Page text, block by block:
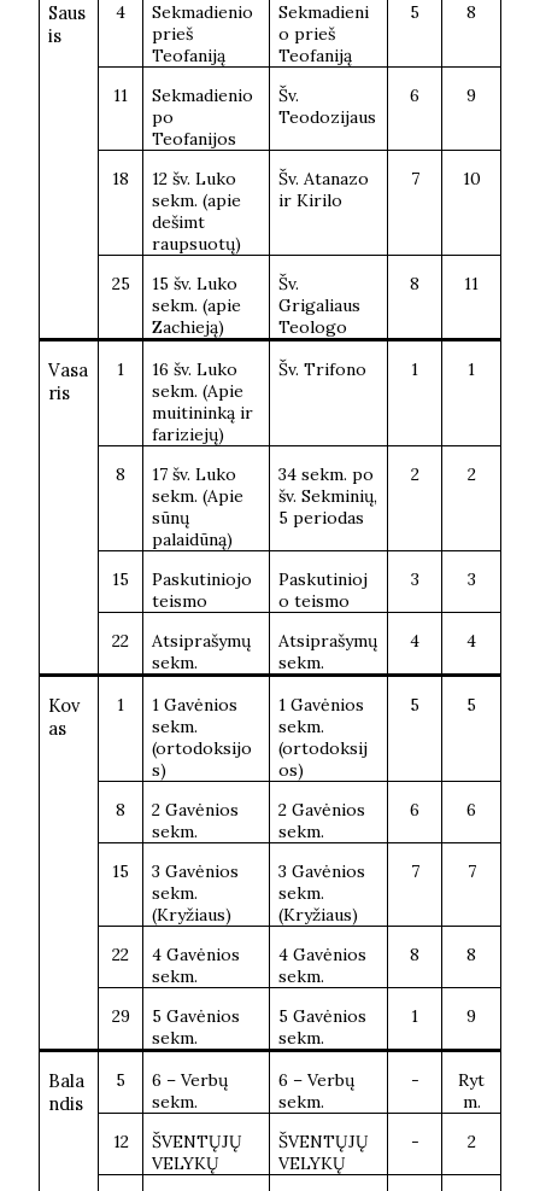
Saus
is
4
Sekmadienio
prieš
Teofaniją
Sekmadieni
o prieš
Teofaniją
5 8
11
Sekmadienio
po
Teofanijos
Šv.
Teodozijaus
6 9
18
12 šv. Luko
sekm. (apie
dešimt
raupsuotų)
Šv. Atanazo
ir Kirilo
7 10
25
15 šv. Luko
sekm. (apie
Zachieją)
Šv.
Grigaliaus
Teologo
8 11
Vasa
ris
1
16 šv. Luko
sekm. (Apie
muitininką ir
fariziejų)
Šv. Trifono 1 1
8
17 šv. Luko
sekm. (Apie
sūnų
palaidūną)
34 sekm. po
šv. Sekminių,
5 periodas
2 2
15
Paskutiniojo
teismo
Paskutinioj
o teismo
3 3
22
Atsiprašymų
sekm.
Atsiprašymų
sekm.
4 4
Kov
as
1
1 Gavėnios
sekm.
(ortodoksijo
s)
1 Gavėnios
sekm.
(ortodoksij
os)
5 5
8
2 Gavėnios
sekm.
2 Gavėnios
sekm.
6 6
15
3 Gavėnios
sekm.
(Kryžiaus)
3 Gavėnios
sekm.
(Kryžiaus)
7 7
22
4 Gavėnios
sekm.
4 Gavėnios
sekm.
8 8
29
5 Gavėnios
sekm.
5 Gavėnios
sekm.
1 9
Bala
ndis
5
6 – Verbų
sekm.
6 – Verbų
sekm.
-
Ryt
m.
12
ŠVENTŲJŲ
VELYKŲ
ŠVENTŲJŲ
VELYKŲ
- 2